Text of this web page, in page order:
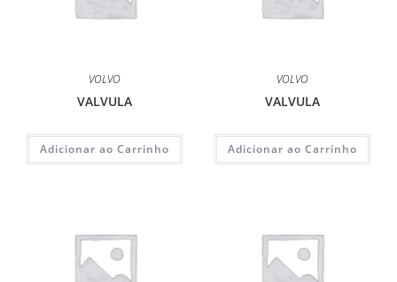
VOLVO
VALVULA
Adicionar ao Carrinho
VOLVO
VALVULA
Adicionar ao Carrinho